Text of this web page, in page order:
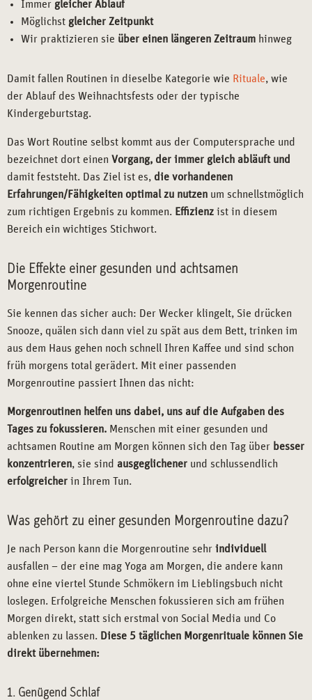
Immer gleicher Ablauf
Möglichst gleicher Zeitpunkt
Wir praktizieren sie über einen längeren Zeitraum hinweg
Damit fallen Routinen in dieselbe Kategorie wie Rituale, wie
der Ablauf des Weihnachtsfests oder der typische
Kindergeburtstag.
Das Wort Routine selbst kommt aus der Computersprache und
bezeichnet dort einen Vorgang, der immer gleich abläuft und
damit feststeht. Das Ziel ist es, die vorhandenen
Erfahrungen/Fähigkeiten optimal zu nutzen um schnellstmöglich
zum richtigen Ergebnis zu kommen. Effizienz ist in diesem
Bereich ein wichtiges Stichwort.
Die Effekte einer gesunden und achtsamen
Morgenroutine
Sie kennen das sicher auch: Der Wecker klingelt, Sie drücken
Snooze, quälen sich dann viel zu spät aus dem Bett, trinken im
aus dem Haus gehen noch schnell Ihren Kaffee und sind schon
früh morgens total gerädert. Mit einer passenden
Morgenroutine passiert Ihnen das nicht:
Morgenroutinen helfen uns dabei, uns auf die Aufgaben des
Tages zu fokussieren. Menschen mit einer gesunden und
achtsamen Routine am Morgen können sich den Tag über besser
konzentrieren, sie sind ausgeglichener und schlussendlich
erfolgreicher in Ihrem Tun.
Was gehört zu einer gesunden Morgenroutine dazu?
Je nach Person kann die Morgenroutine sehr individuell
ausfallen – der eine mag Yoga am Morgen, die andere kann
ohne eine viertel Stunde Schmökern im Lieblingsbuch nicht
loslegen. Erfolgreiche Menschen fokussieren sich am frühen
Morgen direkt, statt sich erstmal von Social Media und Co
ablenken zu lassen. Diese 5 täglichen Morgenrituale können Sie
direkt übernehmen:
1. Genügend Schlaf